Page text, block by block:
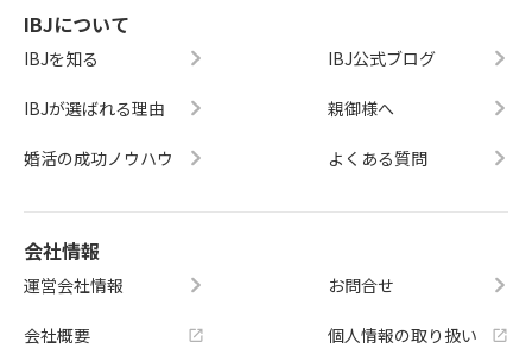
IBJについて
IBJを知る
IBJが選ばれる理由
婚活の成功ノウハウ
IBJ公式ブログ
親御様へ
よくある質問
会社情報
運営会社情報
会社概要
お問合せ
個人情報の取り扱い